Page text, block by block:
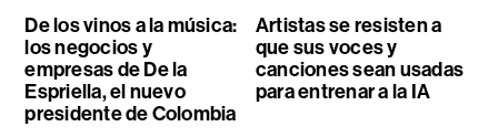
De los vinos a la música:
los negocios y
empresas de De la
Espriella, el nuevo
presidente de Colombia
Artistas se resisten a
que sus voces y
canciones sean usadas
para entrenar a la IA